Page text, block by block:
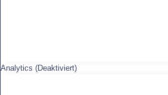
Analytics (Deaktiviert)